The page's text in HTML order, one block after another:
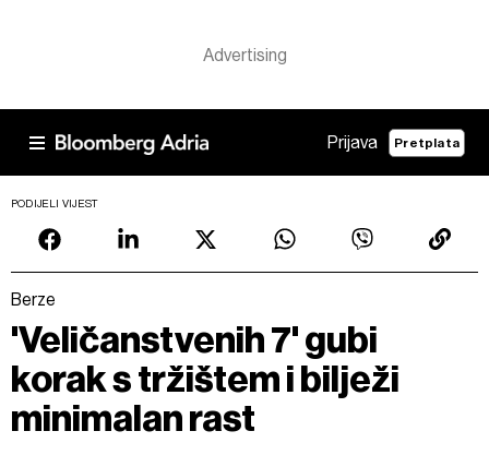
Prijava Pretplata
PODIJELI VIJEST
Berze
'Veličanstvenih 7' gubi
korak s tržištem i bilježi
minimalan rast